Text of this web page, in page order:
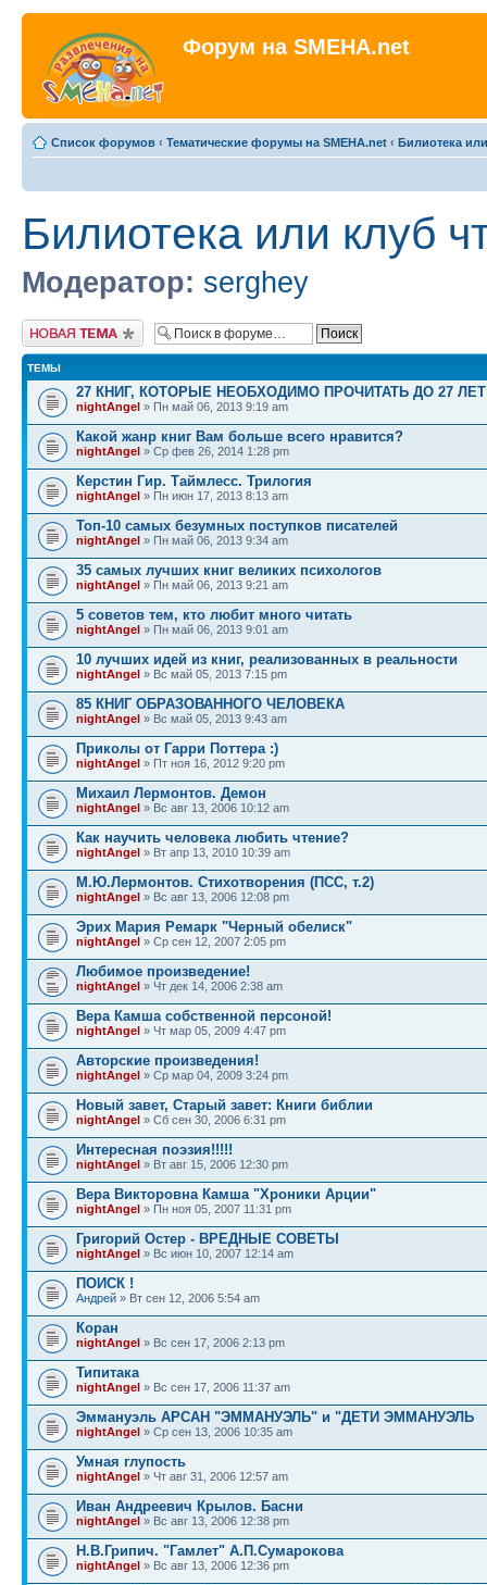
Форум на SMEHA.net
Список форумов ‹ Тематические форумы на SMEHA.net ‹ Билиотека
Билиотека или клуб
Модератор: serghey
Новая тема
ТЕМЫ
27 КНИГ, КОТОРЫЕ НЕОБХОДИМО ПРОЧИТАТЬ ДО 27 ЛЕТ
nightAngel » Пн май 06, 2013 9:19 am
Какой жанр книг Вам больше всего нравится?
nightAngel » Ср фев 26, 2014 1:28 pm
Керстин Гир. Таймлесс. Трилогия
nightAngel » Пн июн 17, 2013 8:13 am
Топ-10 самых безумных поступков писателей
nightAngel » Пн май 06, 2013 9:34 am
35 самых лучших книг великих психологов
nightAngel » Пн май 06, 2013 9:21 am
5 советов тем, кто любит много читать
nightAngel » Пн май 06, 2013 9:01 am
10 лучших идей из книг, реализованных в реальности
nightAngel » Вс май 05, 2013 7:15 pm
85 КНИГ ОБРАЗОВАННОГО ЧЕЛОВЕКА
nightAngel » Вс май 05, 2013 9:43 am
Приколы от Гарри Поттера :)
nightAngel » Пт ноя 16, 2012 9:20 pm
Михаил Лермонтов. Демон
nightAngel » Вс авг 13, 2006 10:12 am
Как научить человека любить чтение?
nightAngel » Вт апр 13, 2010 10:39 am
М.Ю.Лермонтов. Стихотворения (ПСС, т.2)
nightAngel » Вс авг 13, 2006 12:08 pm
Эрих Мария Ремарк "Черный обелиск"
nightAngel » Ср сен 12, 2007 2:05 pm
Любимое произведение!
nightAngel » Чт дек 14, 2006 2:38 am
Вера Камша собственной персоной!
nightAngel » Чт мар 05, 2009 4:47 pm
Авторские произведения!
nightAngel » Ср мар 04, 2009 3:24 pm
Новый завет, Старый завет: Книги библии
nightAngel » Сб сен 30, 2006 6:31 pm
Интересная поэзия!!!!!
nightAngel » Вт авг 15, 2006 12:30 pm
Вера Викторовна Камша "Хроники Арции"
nightAngel » Пн ноя 05, 2007 11:31 pm
Григорий Остер - ВРЕДНЫЕ СОВЕТЫ
nightAngel » Вс июн 10, 2007 12:14 am
ПОИСК !
Андрей » Вт сен 12, 2006 5:54 am
Коран
nightAngel » Вс сен 17, 2006 2:13 pm
Типитака
nightAngel » Вс сен 17, 2006 11:37 am
Эммануэль АРСАН "ЭММАНУЭЛЬ" и "ДЕТИ ЭММАНУЭЛЬ
nightAngel » Ср сен 13, 2006 10:35 am
Умная глупость
nightAngel » Чт авг 31, 2006 12:57 am
Иван Андреевич Крылов. Басни
nightAngel » Вс авг 13, 2006 12:38 pm
Н.В.Грипич. "Гамлет" А.П.Сумарокова
nightAngel » Вс авг 13, 2006 12:36 pm